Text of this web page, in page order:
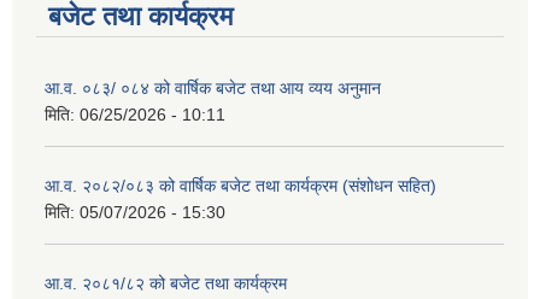
बजेट तथा कार्यक्रम
आ.व. ०८३/ ०८४ को वार्षिक बजेट तथा आय व्यय अनुमान
मिति: 06/25/2026 - 10:11
आ.व. २०८२/०८३ को वार्षिक बजेट तथा कार्यक्रम (संशोधन सहित)
मिति: 05/07/2026 - 15:30
आ.व. २०८१/८२ को बजेट तथा कार्यक्रम